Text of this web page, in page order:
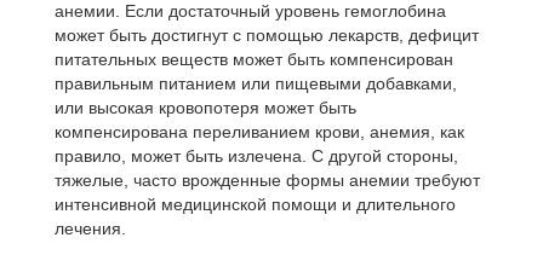
анемии. Если достаточный уровень гемоглобина
может быть достигнут с помощью лекарств, дефицит
питательных веществ может быть компенсирован
правильным питанием или пищевыми добавками,
или высокая кровопотеря может быть
компенсирована переливанием крови, анемия, как
правило, может быть излечена. С другой стороны,
тяжелые, часто врожденные формы анемии требуют
интенсивной медицинской помощи и длительного
лечения.